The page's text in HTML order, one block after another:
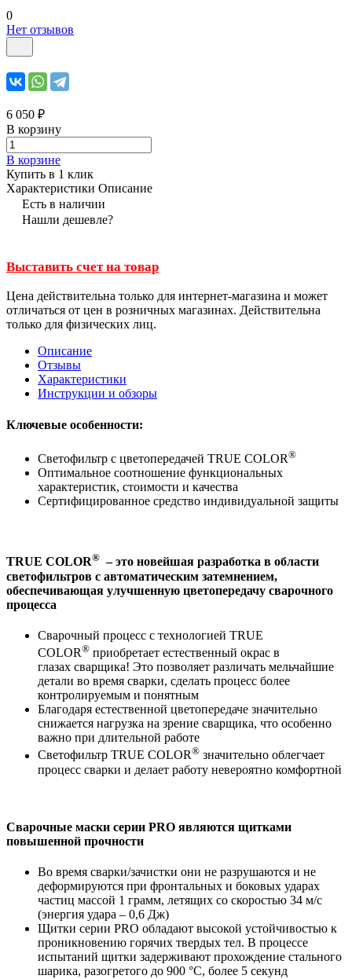
0
Нет отзывов
6 050 ₽
В корзину
В корзине
Купить в 1 клик
Характеристики Описание
Есть в наличии
Нашли дешевле?
Выставить счет на товар
Цена действительна только для интернет-магазина и может
отличаться от цен в розничных магазинах. Действительна
только для физических лиц.
Описание
Отзывы
Характеристики
Инструкции и обзоры
Ключевые особенности:
Светофильтр с цветопередачей TRUE COLOR®
Оптимальное соотношение функциональных
характеристик, стоимости и качества
Сертифицированное средство индивидуальной защиты
TRUE COLOR® – это новейшая разработка в области
светофильтров с автоматическим затемнением,
обеспечивающая улучшенную цветопередачу сварочного
процесса
Сварочный процесс с технологией TRUE
COLOR® приобретает естественный окрас в
глазах сварщика! Это позволяет различать мельчайшие
детали во время сварки, сделать процесс более
контролируемым и понятным
Благодаря естественной цветопередаче значительно
снижается нагрузка на зрение сварщика, что особенно
важно при длительной работе
Светофильтр TRUE COLOR® значительно облегчает
процесс сварки и делает работу невероятно комфортной
Сварочные маски серии PRO являются щитками
повышенной прочности
Во время сварки/зачистки они не разрушаются и не
деформируются при фронтальных и боковых ударах
частиц массой 1 грамм, летящих со скоростью 34 м/с
(энергия удара – 0,6 Дж)
Щитки серии PRO обладают высокой устойчивостью к
проникновению горячих твердых тел. В процессе
испытаний щитки задерживают прохождение стального
шарика, разогретого до 900 °С, более 5 секунд